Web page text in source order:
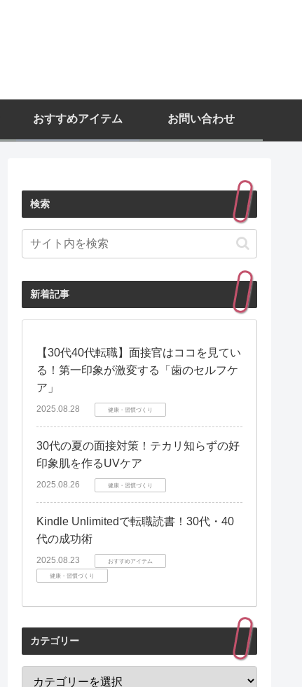
おすすめアイテム お問い合わせ
検索
新着記事
【30代40代転職】面接官はココを見てい
る！第一印象が激変する「歯のセルフケ
ア」
2025.08.28 健康・習慣づくり
30代の夏の面接対策！テカリ知らずの好
印象肌を作るUVケア
2025.08.26 健康・習慣づくり
Kindle Unlimitedで転職読書！30代・40
代の成功術
2025.08.23 おすすめアイテム
健康・習慣づくり
カテゴリー